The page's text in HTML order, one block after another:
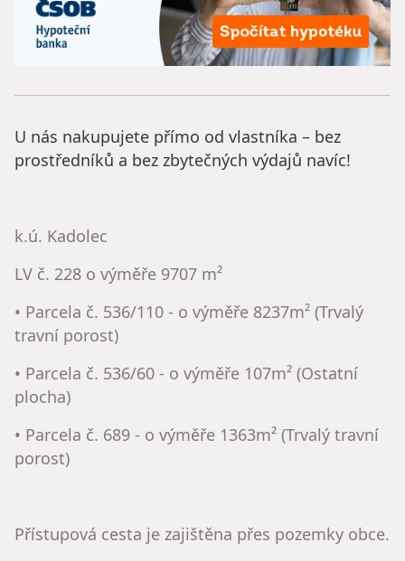
U nás nakupujete přímo od vlastníka – bez
prostředníků a bez zbytečných výdajů navíc!
k.ú. Kadolec
LV č. 228 o výměře 9707 m²
• Parcela č. 536/110 - o výměře 8237m² (Trvalý
travní porost)
• Parcela č. 536/60 - o výměře 107m² (Ostatní
plocha)
• Parcela č. 689 - o výměře 1363m² (Trvalý travní
porost)
Přístupová cesta je zajištěna přes pozemky obce.